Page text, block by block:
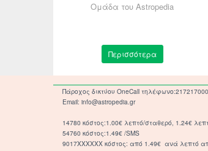
Ομάδα του Astropedia
Περισσότερα
Πάροχος δικτύου OneCall
Email: info@astropedia.gr
14780 κόστος:1.00€ λεπτό/σταθερό, 1.24€
54760 κόστος:1.49€ /SMS
9017XXXXXX κόστος: από 1.49€ ανά λεπτό